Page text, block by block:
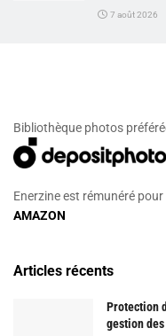
7 août 2026
Bibliothèque photos
Enerzine est rémunéré
AMAZON
Articles récents
Protection
gestion